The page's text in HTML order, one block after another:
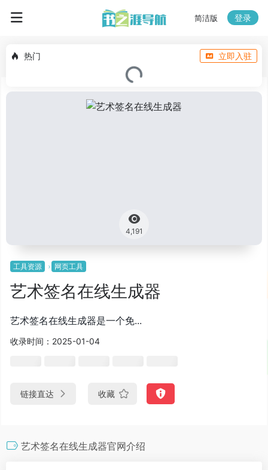
简洁版 登录
热门 立即入驻
4,191
工具资源 网页工具
艺术签名在线生成器
艺术签名在线生成器是一个免...
收录时间：2025-01-04
链接直达 收藏
艺术签名在线生成器官网介绍